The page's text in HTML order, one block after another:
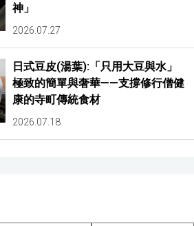
神」
2026.07.27
日式豆皮(湯葉):「只用大豆與水」
極致的簡單與奢華——支撐修行僧健
康的寺町傳統食材
2026.07.18